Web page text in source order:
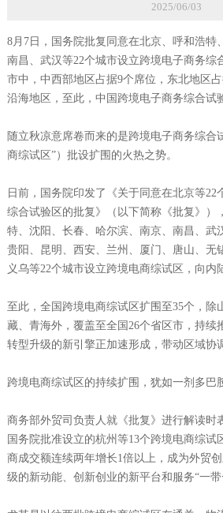
2025/06/03
8月7日，国务院批复同意在北京、呼和浩特
南昌、武汉等22个城市设立跨境电子商务综
市中，中西部地区占据9个席位，东北地区
沿海地区，至此，中国跨境电子商务综合试
随立秋凉意席卷而来的是跨境电子商务综合
商综试区”）批设扩围的火热之势。
日前，国务院印发了《关于同意在北京等22
综合试验区的批复》（以下简称《批复》）
特、沈阳、长春、哈尔滨、南京、南昌、武
贵阳、昆明、西安、兰州、厦门、唐山、无
义乌等22个城市设立跨境电商综试区，向内
至此，全国跨境电商综试区扩围至35个，除
藏、青海外，覆盖至全国26个省区市，持续
转型升级的新引擎正加速形成，带动区域协
跨境电商综试区的持续扩围，犹如一剂多巴
商务部外贸司负责人就《批复》进行解读时
国务院批准设立的杭州等13个跨境电商综试
商成交额连续两年增长1倍以上，成为外贸
级的新动能、创新创业的新平台和服务“一带